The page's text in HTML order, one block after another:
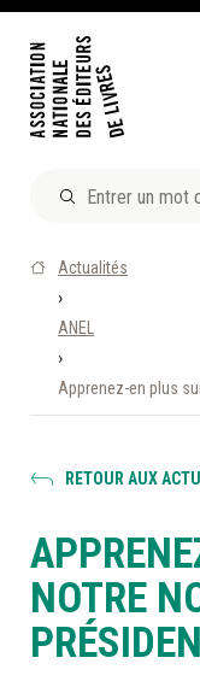
DOSSIERS ET
ÊTRE
ET SERVICES AUX
À LA POINTE DE
RÉPERTOIRE DES
Actualités
›
ANEL
›
Apprenez-en plus
RETOUR AUX
NOTRE